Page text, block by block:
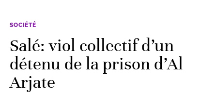
SOCIÉTÉ
Salé: viol collectif d’un
détenu de la prison d’Al
Arjate